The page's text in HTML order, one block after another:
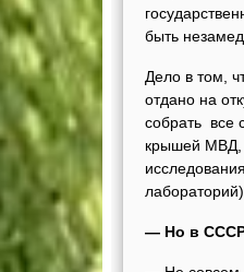
быть
Дело в том,
отдано на
собрать все
крышей МВД,
— Но в СССР